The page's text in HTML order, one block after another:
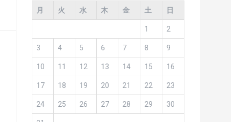
月
火 水 木 金 土 日
1 2
3 4 5 6 7 8 9
10 11 12 13 14 15 16
17 18 19 20 21 22 23
24 25 26 27 28 29 30